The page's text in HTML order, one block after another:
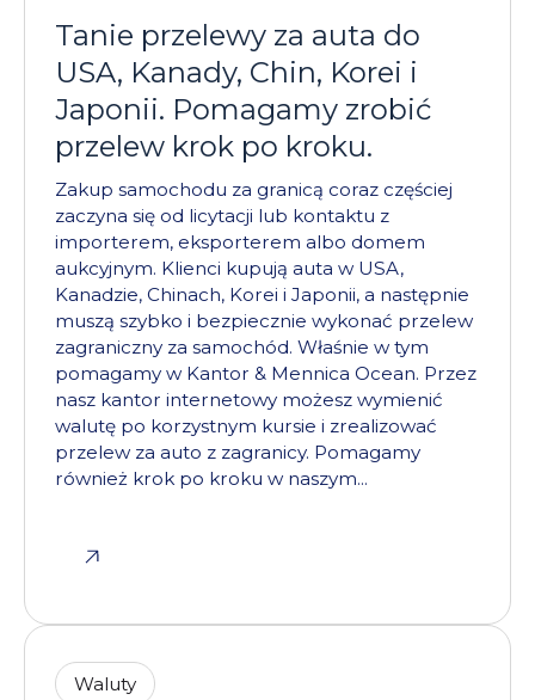
Tanie przelewy za auta do
USA, Kanady, Chin, Korei i
Japonii. Pomagamy zrobić
przelew krok po kroku.
Zakup samochodu za granicą coraz częściej
zaczyna się od licytacji lub kontaktu z
importerem, eksporterem albo domem
aukcyjnym. Klienci kupują auta w USA,
Kanadzie, Chinach, Korei i Japonii, a następnie
muszą szybko i bezpiecznie wykonać przelew
zagraniczny za samochód. Właśnie w tym
pomagamy w Kantor & Mennica Ocean. Przez
nasz kantor internetowy możesz wymienić
walutę po korzystnym kursie i zrealizować
przelew za auto z zagranicy. Pomagamy
również krok po kroku w naszym...
Waluty